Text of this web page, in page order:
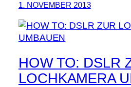
1. NOVEMBER 2013
HOW TO: DSLR
LOCHKAMERA